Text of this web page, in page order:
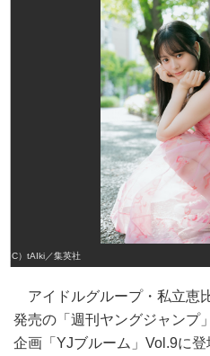
（C）tAIki／集英社
アイドルグループ・私立恵
発売の「週刊ヤングジャンプ
企画「YJブルーム」Vol.9に